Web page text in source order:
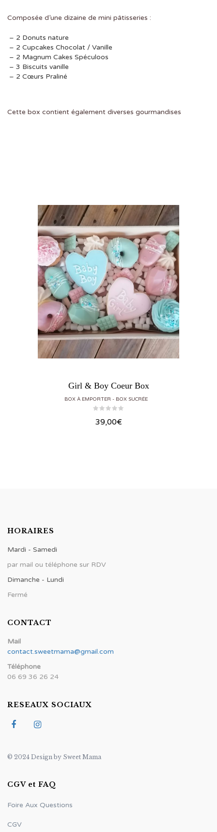
Composée d’une dizaine de mini pâtisseries :
– 2 Donuts nature
– 2 Cupcakes Chocolat / Vanille
– 2 Magnum Cakes Spéculoos
– 3 Biscuits vanille
– 2 Cœurs Praliné
Cette box contient également diverses gourmandises
Girl & Boy Coeur Box
BOX À EMPORTER BOX SUCRÉE
39,00€
HORAIRES
Mardi - Samedi
par mail ou téléphone sur RDV
Dimanche - Lundi
Fermé
CONTACT
Mail
contact.sweetmama@gmail.com
Téléphone
06 69 36 26 24
RESEAUX SOCIAUX
© 2024 Design by Sweet Mama
CGV et FAQ
Foire Aux Questions
CGV